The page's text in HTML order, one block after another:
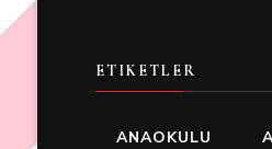
ETIKETLER
ANAOKULU